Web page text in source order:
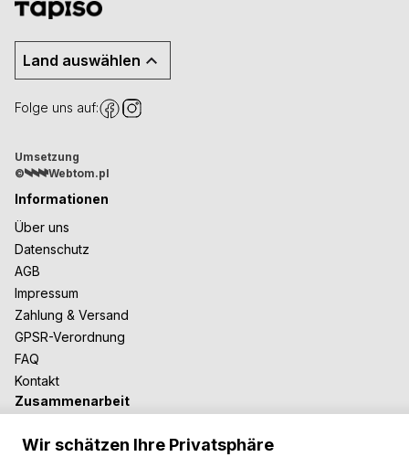
Land auswählen
Folge uns auf:
Umsetzung
©
Webtom.pl
Informationen
Über uns
Datenschutz
AGB
Impressum
Zahlung & Versand
GPSR-Verordnung
FAQ
Kontakt
Zusammenarbeit
B2B-Zusammenarbeit
Wir schätzen Ihre Privatsphäre